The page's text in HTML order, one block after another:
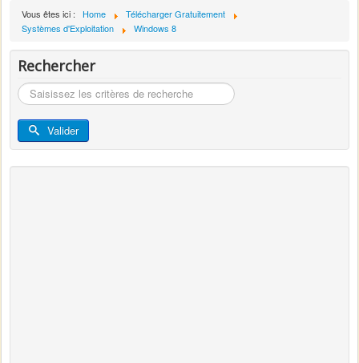
Vous êtes ici : Home
Télécharger Gratuitement
Systèmes d'Exploitation
Windows 8
Rechercher
Rechercher
Valider